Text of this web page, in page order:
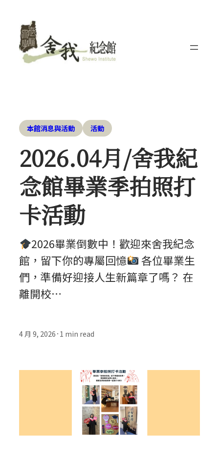
本館消息與活動 活動
2026.04月/舍我紀
念館畢業季拍照打
卡活動
2026畢業倒數中！歡迎來舍我紀念
館，留下你的專屬回憶
各位畢業生
們，準備好迎接人生新篇章了嗎？ 在
離開校…
4 月 9, 2026 • 1 min read